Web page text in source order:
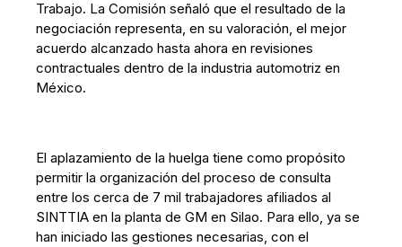
Trabajo. La Comisión señaló que el resultado de la
negociación representa, en su valoración, el mejor
acuerdo alcanzado hasta ahora en revisiones
contractuales dentro de la industria automotriz en
México.
El aplazamiento de la huelga tiene como propósito
permitir la organización del proceso de consulta
entre los cerca de 7 mil trabajadores afiliados al
SINTTIA en la planta de GM en Silao. Para ello, ya se
han iniciado las gestiones necesarias, con el